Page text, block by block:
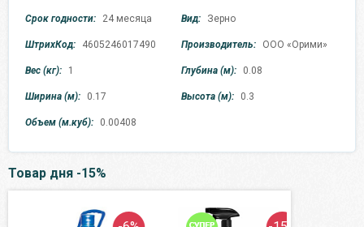
Срок годности: 24 месяца Вид: Зерно
ШтрихКод: 4605246017490 Производитель: ООО «Орими»
Вес (кг): 1 Глубина (м): 0.08
Ширина (м): 0.17 Высота (м): 0.3
Объем (м.куб): 0.00408
Товар дня -15%